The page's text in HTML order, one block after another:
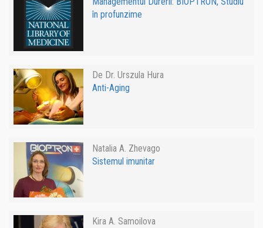
în profunzime
De Dr. Urszula Hura
Anti-Aging
Natalia A. Zhevago
Sistemul imunitar
Kira A. Samoilova